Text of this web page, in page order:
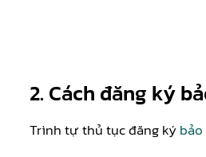
2. Cách đăng ký
Trình tự thủ tục đăng ký